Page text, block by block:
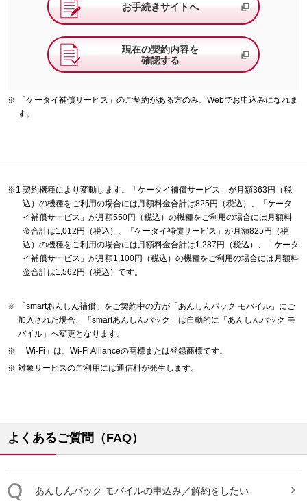
お手続きサイトへ
現在の契約内容を
確認する
「ケータイ補償サービス」のご契約がある方のみ、Webでお申込みになれま
す。
契約機種により変動します。「ケータイ補償サービス」が月額363円（税
込）の機種をご利用の場合には月額料金合計は825円（税込）、「ケータ
イ補償サービス」が月額550円（税込）の機種をご利用の場合には月額料
金合計は1,012円（税込）、「ケータイ補償サービス」が月額825円（税
込）の機種をご利用の場合には月額料金合計は1,287円（税込）、「ケータ
イ補償サービス」が月額1,100円（税込）の機種をご利用の場合には月額料
金合計は1,562円（税込）です。
「smartあんしん補償」をご契約中の方が「あんしんパック モバイル」にご
加入された場合、「smartあんしんパック」は自動的に「あんしんパック モ
バイル」へ変更となります。
「Wi-Fi」は、Wi-Fi Allianceの商標または登録商標です。
対象サービスのご利用には通信料が発生します。
よくあるご質問（FAQ）
あんしんパック モバイルの申込み／解約をしたい